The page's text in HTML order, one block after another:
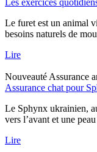
Le furet est un animal
besoins naturels de
Lire
Nouveauté Assurance
Assurance chat pour
Le Sphynx ukrainien,
vers l’avant et une
Lire